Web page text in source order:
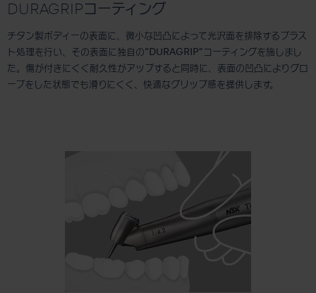
DURAGRIPコーティング
チタン製ボディーの表面に、微小な凹凸によって光沢面を排除するブラス
ト処理を行い、その表面に独自の“DURAGRIP”コーティングを施しまし
た。傷が付きにくく耐久性がアップすると同時に、表面の凹凸によりグロ
ーブをした状態でも滑りにくく、快適なグリップ感を提供します。